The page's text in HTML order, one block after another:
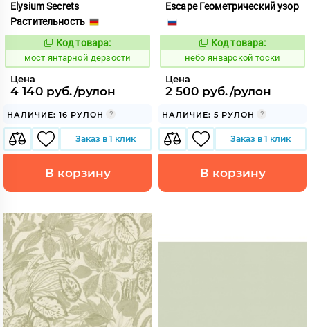
Elysium Secrets
Растительность
Код:
1031020
Код товара:
мост янтарной дерзости
Цена
4 140 руб./рулон
НАЛИЧИЕ: 16 РУЛОН
Заказ в 1 клик
В корзину
Escape Геометрический узор
Код:
1124731
Код товара:
небо январской тоски
Цена
2 500 руб./рулон
НАЛИЧИЕ: 5 РУЛОН
Заказ в 1 клик
В корзину